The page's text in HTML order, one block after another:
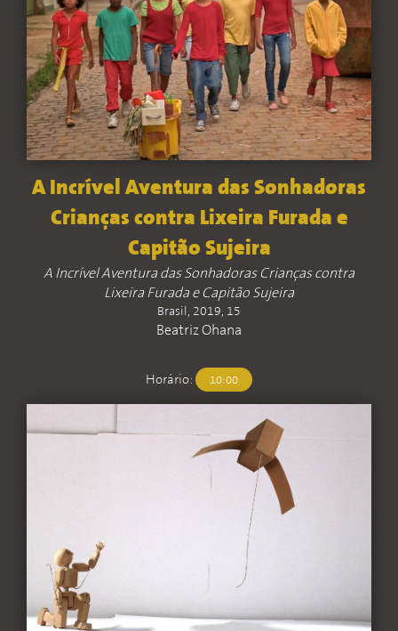
A Incrível Aventura das Sonhadoras
Crianças contra Lixeira Furada e
Capitão Sujeira
A Incrível Aventura das Sonhadoras Crianças contra
Lixeira Furada e Capitão Sujeira
Brasil, 2019, 15
Beatriz Ohana
Horário: 10:00